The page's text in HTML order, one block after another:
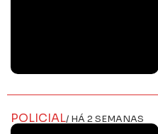
POLICIAL/ HÁ 2 SEMANAS